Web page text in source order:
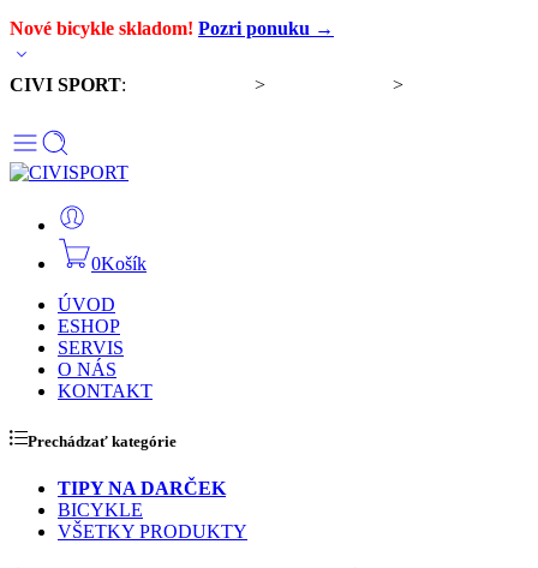
Nové bicykle skladom! Pozri ponuku →
CIVI SPORT: > >
0Košík
ÚVOD
ESHOP
SERVIS
O NÁS
KONTAKT
Prechádzať kategórie
TIPY NA DARČEK
BICYKLE
VŠETKY PRODUKTY